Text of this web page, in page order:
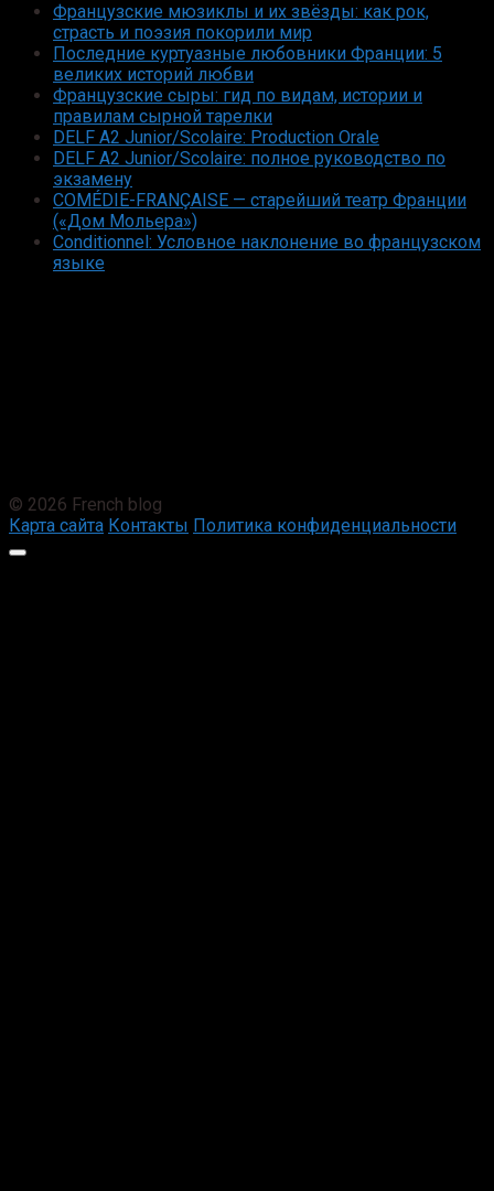
Французские мюзиклы и их звёзды: как рок,
страсть и поэзия покорили мир
Последние куртуазные любовники Франции: 5
великих историй любви
Французские сыры: гид по видам, истории и
правилам сырной тарелки
DELF A2 Junior/Scolaire: Production Orale
DELF A2 Junior/Scolaire: полное руководство по
экзамену
COMÉDIE-FRANÇAISE — старейший театр Франции
(«Дом Мольера»)
Conditionnel: Условное наклонение во французском
языке
© 2026 French blog
Карта сайта Контакты Политика конфиденциальности